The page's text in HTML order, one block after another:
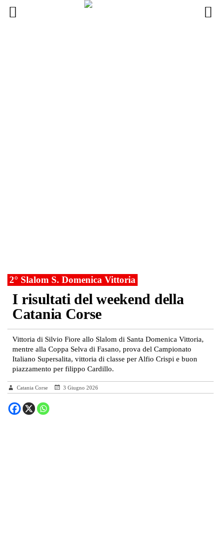
2° Slalom S. Domenica Vittoria
I risultati del weekend della
Catania Corse
Vittoria di Silvio Fiore allo Slalom di Santa Domenica Vittoria,
mentre alla Coppa Selva di Fasano, prova del Campionato
Italiano Supersalita, vittoria di classe per Alfio Crispi e buon
piazzamento per filippo Cardillo.
Catania Corse 3 Giugno 2026